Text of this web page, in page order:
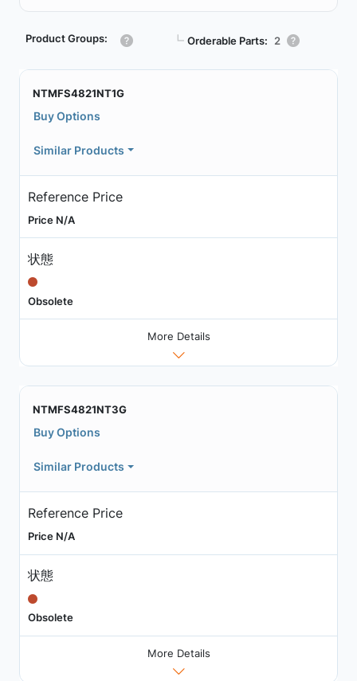
Product Groups: ┗ Orderable Parts: 2
NTMFS4821NT1G
Buy Options
Similar Products
Reference Price
Price N/A
状態
Obsolete
More Details
NTMFS4821NT3G
Buy Options
Similar Products
Reference Price
Price N/A
状態
Obsolete
More Details